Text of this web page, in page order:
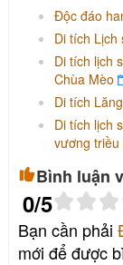
Độc đáo
Di tích
Di tích lịch
Chùa Mèo
Di tích
Di tích lịch
vương triều
Bình luận
0/5
Bạn cần phải
mới để được